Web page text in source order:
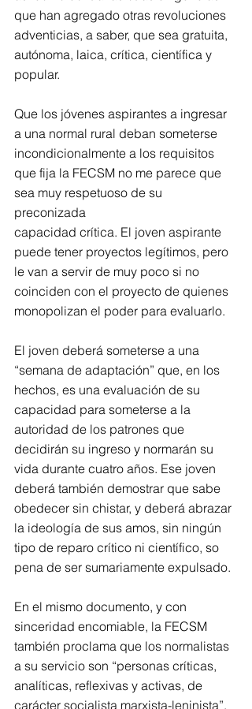
que han agregado otras revoluciones
adventicias, a saber, que sea gratuita,
autónoma, laica, crítica, científica y
popular.
Que los jóvenes aspirantes a ingresar
a una normal rural deban someterse
incondicionalmente a los requisitos
que fija la FECSM no me parece que
sea muy respetuoso de su
preconizada
capacidad crítica. El joven aspirante
puede tener proyectos legítimos, pero
le van a servir de muy poco si no
coinciden con el proyecto de quienes
monopolizan el poder para evaluarlo.
El joven deberá someterse a una
“semana de adaptación” que, en los
hechos, es una evaluación de su
capacidad para someterse a la
autoridad de los patrones que
decidirán su ingreso y normarán su
vida durante cuatro años. Ese joven
deberá también demostrar que sabe
obedecer sin chistar, y deberá abrazar
la ideología de sus amos, sin ningún
tipo de reparo crítico ni científico, so
pena de ser sumariamente expulsado.
En el mismo documento, y con
sinceridad encomiable, la FECSM
también proclama que los normalistas
a su servicio son “personas críticas,
analíticas, reflexivas y activas, de
carácter socialista marxista-leninista”.